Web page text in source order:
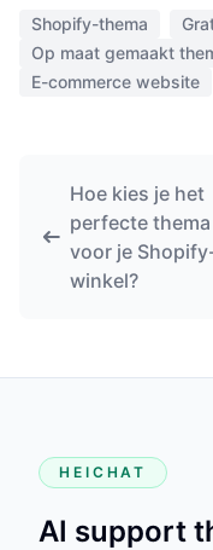
Shopify-thema
Op maat gemaakt
E-commerce website
Hoe kies je het
perfecte thema
voor je
winkel?
HEICHAT
AI support